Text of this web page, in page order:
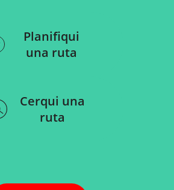
Planifiqui
una ruta
Cerqui una
ruta